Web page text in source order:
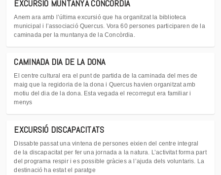
EXCURSIÓ MUNTANYA CONCÒRDIA
Anem ara amb l’última excursió que ha organitzat la biblioteca
municipal i l’associació Quercus. Vora 60 persones participaren de la
caminada per la muntanya de la Concòrdia.
CAMINADA DIA DE LA DONA
El centre cultural era el punt de partida de la caminada del mes de
maig que la regidoria de la dona i Quercus havien organitzat amb
motiu del dia de la dona. Esta vegada el recorregut era familiar i
menys
EXCURSIÓ DISCAPACITATS
Dissabte passat una vintena de persones eixien del centre integral
de la discapacitat per fer una jornada a la natura. L’activitat forma part
del programa respir i es possible gràcies a l’ajuda dels voluntaris. La
destinació ha estat el paratge